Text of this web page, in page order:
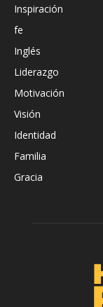
Inspiración
fe
Inglés
Liderazgo
Motivación
Visión
Identidad
Familia
Gracia